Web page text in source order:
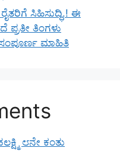
ಸಿಹಿಸುದ್ಧಿ.! ಈ
ತಿಂಗಳು
ಮಾಹಿತಿ
೮ನೇ ಕಂತು